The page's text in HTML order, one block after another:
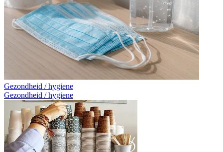
Gezondheid / hygiene
Gezondheid / hygiene